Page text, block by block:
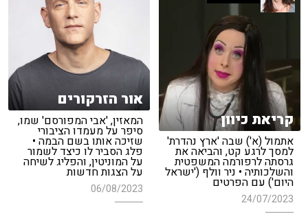
אור הזרקורים
המאזין, 'אבי המפורסם' שמו,
סיפר על מעמדו הציבורי
שזיכה אותו בשם הבמה •
פלג הסביר לו כיצד לשמור
על המוניטין, והפליג לשיחה
על הצגות חדשות
06/08/2023
קריאת כיוון
אתמול (א') שבה 'ארץ נהדרת'
למסך לרגע קט, והביאה את
גרסתה לרפורמה המשפטית
והשלכותיה • ניר וולף ('ישראל
היום') עם הפרטים
24/07/2023